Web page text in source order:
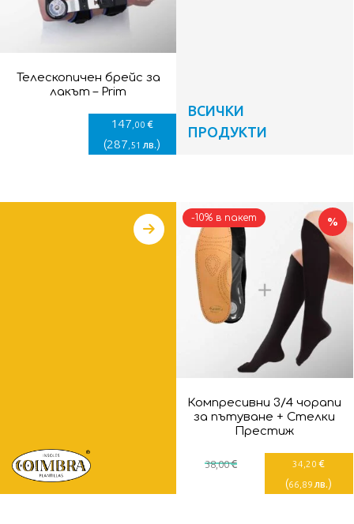
Телескопичен брейс за
лакът – Prim
147 ,00 €
(287 ,51 лв.)
ВСИЧКИ
ПРОДУКТИ
%
Компресивни 3/4 чорапи
за пътуване + Стелки
Престиж
38,00€ 34 ,20 €
(66 ,89 лв.)
-10% в пакет